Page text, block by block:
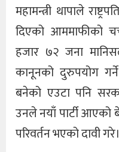
महामन्त्री थापाले
दिएको आममाफीको
हजार ७२ जना
कानूनको दुरुपयोग
बनेको एउटा पनि
उनले नयाँ पार्टी आएको
परिवर्तन भएको दावी गरे।